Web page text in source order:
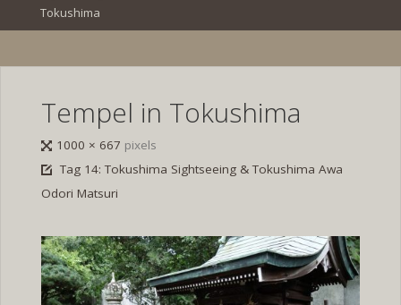
Tokushima
Tempel in Tokushima
Full
size
1000 × 667 pixels
Tag 14: Tokushima Sightseeing & Tokushima Awa
Odori Matsuri